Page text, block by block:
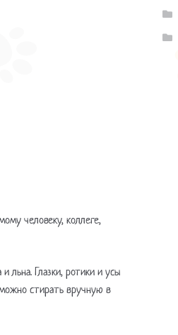
человеку, коллеге,
льна. Глазки, ротики и усы
стирать вручную в